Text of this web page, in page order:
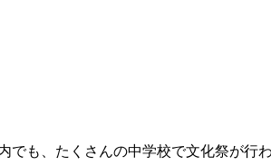
でも、たくさんの中学校で文化祭が